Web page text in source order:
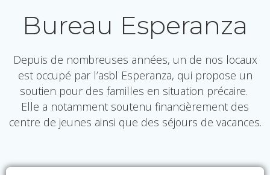
Bureau Esperanza
Depuis de nombreuses années, un de nos locaux
est occupé par l’asbl Esperanza, qui propose un
soutien pour des familles en situation précaire.
Elle a notamment soutenu financièrement des
centre de jeunes ainsi que des séjours de vacances.